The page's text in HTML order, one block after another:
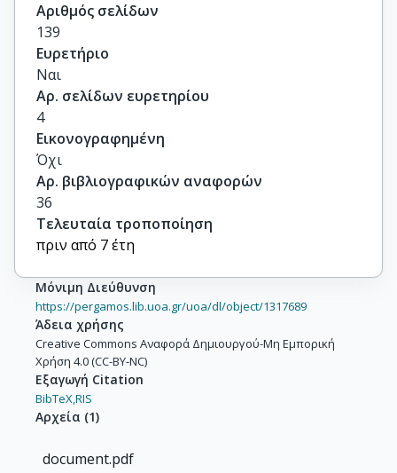
Αριθμός σελίδων
139
Ευρετήριο
Ναι
Αρ. σελίδων ευρετηρίου
4
Εικονογραφημένη
Όχι
Αρ. βιβλιογραφικών αναφορών
36
Τελευταία τροποποίηση
πριν από 7 έτη
Μόνιμη Διεύθυνση
https://pergamos.lib.uoa.gr/uoa/dl/object/1317689
Άδεια χρήσης
Creative Commons Αναφορά Δημιουργού-Μη Εμπορική
Χρήση 4.0 (CC-BY-NC)
Εξαγωγή Citation
BibTeX,RIS
Αρχεία (1)
document.pdf